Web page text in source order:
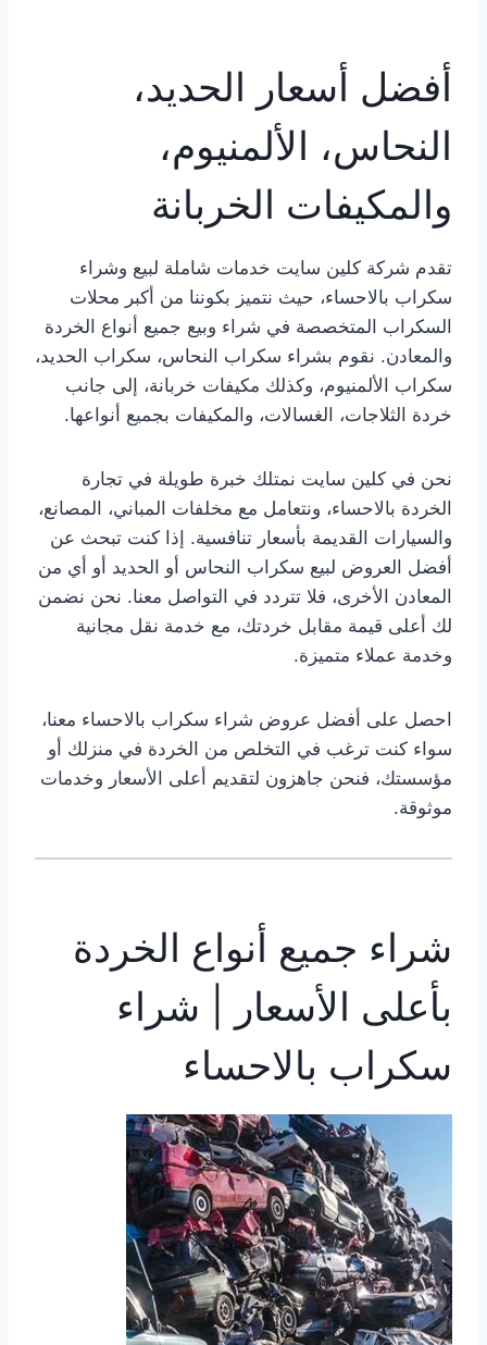
أفضل أسعار الحديد،
النحاس، الألمنيوم،
والمكيفات الخربانة
تقدم شركة كلين سايت خدمات شاملة لبيع وشراء
سكراب بالاحساء، حيث نتميز بكوننا من أكبر محلات
السكراب المتخصصة في شراء وبيع جميع أنواع الخردة
والمعادن. نقوم بشراء سكراب النحاس، سكراب الحديد،
سكراب الألمنيوم، وكذلك مكيفات خربانة، إلى جانب
خردة الثلاجات، الغسالات، والمكيفات بجميع أنواعها.
نحن في كلين سايت نمتلك خبرة طويلة في تجارة
الخردة بالاحساء، ونتعامل مع مخلفات المباني، المصانع،
والسيارات القديمة بأسعار تنافسية. إذا كنت تبحث عن
أفضل العروض لبيع سكراب النحاس أو الحديد أو أي من
المعادن الأخرى، فلا تتردد في التواصل معنا. نحن نضمن
لك أعلى قيمة مقابل خردتك، مع خدمة نقل مجانية
وخدمة عملاء متميزة.
احصل على أفضل عروض شراء سكراب بالاحساء معنا،
سواء كنت ترغب في التخلص من الخردة في منزلك أو
مؤسستك، فنحن جاهزون لتقديم أعلى الأسعار وخدمات
موثوقة.
شراء جميع أنواع الخردة
بأعلى الأسعار | شراء
سكراب بالاحساء